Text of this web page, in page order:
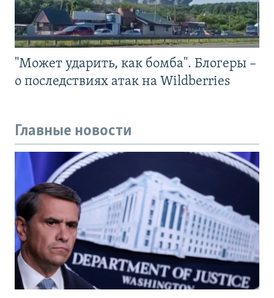
"Может ударить, как бомба". Блогеры –
о последствиях атак на Wildberries
Главные новости